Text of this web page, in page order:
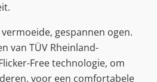
gespannen ogen.
van TÜV Rheinland-
Free technologie, om
voor een comfortabele